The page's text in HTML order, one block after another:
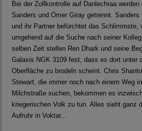
Bei der Zollkontrolle auf Danlechraa
Sanders und Ömer Giray getrennt.
und ihr Partner befürchtet das Schlimmste,
umgehend auf die Suche nach seiner
selben Zeit stellen Ren Dhark und seine
Galaxis NGK 3109 fest, dass es dort unter
Oberfläche zu brodeln scheint. Chris
Stewart, die immer noch nach einem Weg
Milchstraße suchen, bekommen es
kriegerischen Volk zu tun. Alles sieht ganz
Aufruhr in Voktar...